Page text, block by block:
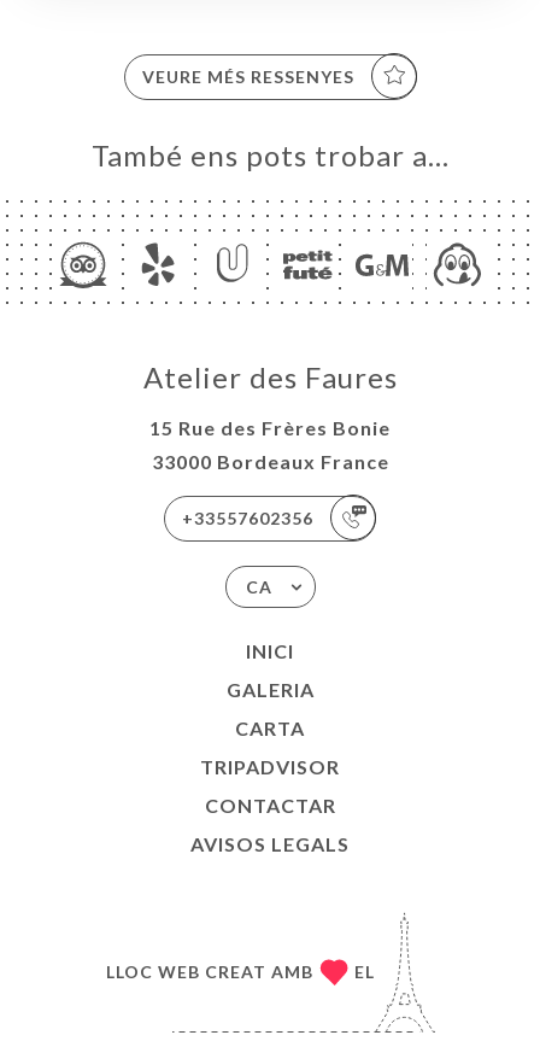
VEURE MÉS RESSENYES
També ens pots trobar a…
Atelier des Faures
15 Rue des Frères Bonie
33000 Bordeaux France
+33557602356
CA
INICI
GALERIA
CARTA
TRIPADVISOR
CONTACTAR
AVISOS LEGALS
LLOC WEB CREAT AMB EL